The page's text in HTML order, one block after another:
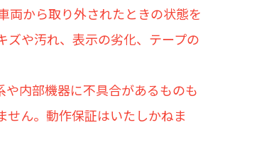
両から取り外されたときの状態を
ズや汚れ、表示の劣化、テープの
や内部機器に不具合があるものも
せん。動作保証はいたしかねま